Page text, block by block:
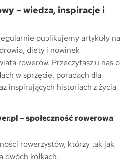
– wiedza, inspiracje i
publikujemy artykuły na
diety i nowinek
rowerów. Przeczytasz u nas o
w sprzęcie, poradach dla
inspirujących historiach z życia
– społeczność rowerowa
rowerzystów, którzy tak jak
dwóch kółkach.